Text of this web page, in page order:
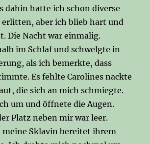
dahin hatte ich schon diverse
aber ich blieb hart und
Die Nacht war einmalig.
im Schlaf und schwelgte in
als ich bemerkte, dass
Es fehlte Carolines nackte
die sich an mich schmiegte.
um und öffnete die Augen.
Platz neben mir war leer.
Sklavin bereitet ihrem